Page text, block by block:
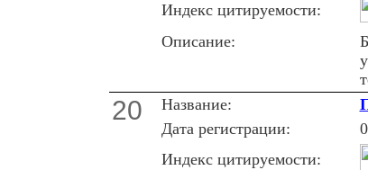
Индекс цитируемости:
Описание:
20 Название:
Дата регистрации:
Индекс цитируемости: